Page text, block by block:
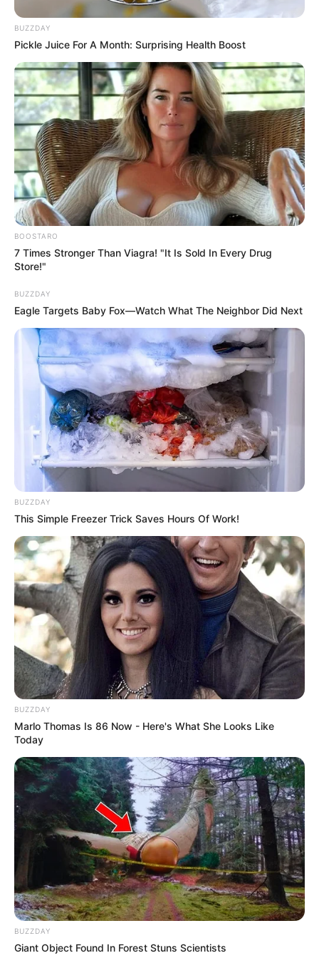
BUZZDAY
Pickle Juice For A Month: Surprising Health Boost
BOOSTARO
7 Times Stronger Than Viagra! "It Is Sold In Every Drug
Store!"
BUZZDAY
Eagle Targets Baby Fox—Watch What The Neighbor Did Next
BUZZDAY
This Simple Freezer Trick Saves Hours Of Work!
BUZZDAY
Marlo Thomas Is 86 Now - Here's What She Looks Like
Today
BUZZDAY
Giant Object Found In Forest Stuns Scientists